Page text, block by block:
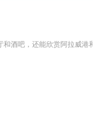
酒吧，还能欣赏阿拉威港